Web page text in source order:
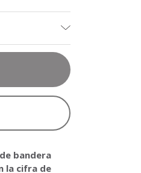
bandera
la cifra de